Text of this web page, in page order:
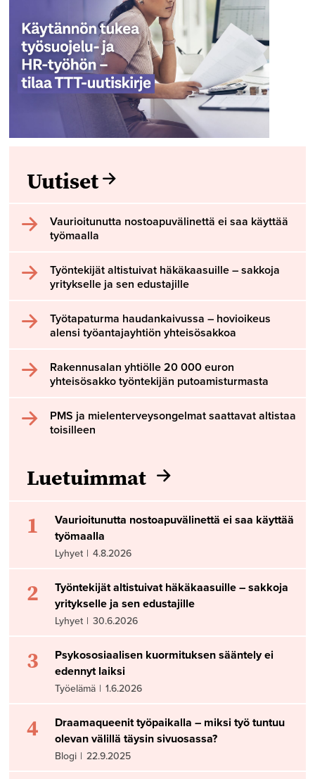
Uutiset
Vaurioitunutta nostoapuvälinettä ei saa käyttää
työmaalla
Työntekijät altistuivat häkäkaasuille – sakkoja
yritykselle ja sen edustajille
Työtapaturma haudankaivussa – hovioikeus
alensi työantajayhtiön yhteisösakkoa
Rakennusalan yhtiölle 20 000 euron
yhteisösakko työntekijän putoamisturmasta
PMS ja mielenterveysongelmat saattavat altistaa
toisilleen
Luetuimmat
1
Vaurioitunutta nostoapuvälinettä ei saa käyttää
työmaalla
Lyhyet | 4.8.2026
2
Työntekijät altistuivat häkäkaasuille – sakkoja
yritykselle ja sen edustajille
Lyhyet | 30.6.2026
3
Psykososiaalisen kuormituksen sääntely ei
edennyt laiksi
Työelämä | 1.6.2026
4
Draamaqueenit työpaikalla – miksi työ tuntuu
olevan välillä täysin sivuosassa?
Blogi | 22.9.2025